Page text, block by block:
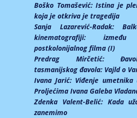
Boško Tomašević: Istina je
koja je otkriva je tragedija
Sanja Lazarević-Radak:
kinematografiji:
postkolonijalnog filma (I)
Predrag Mirčetić:
tasmanijskog đavola: Vajld o
Ivana Jarić: Viđenje
Proljećima Ivana Galeba
Zdenka Valent-Belić: Kada
zanemimo